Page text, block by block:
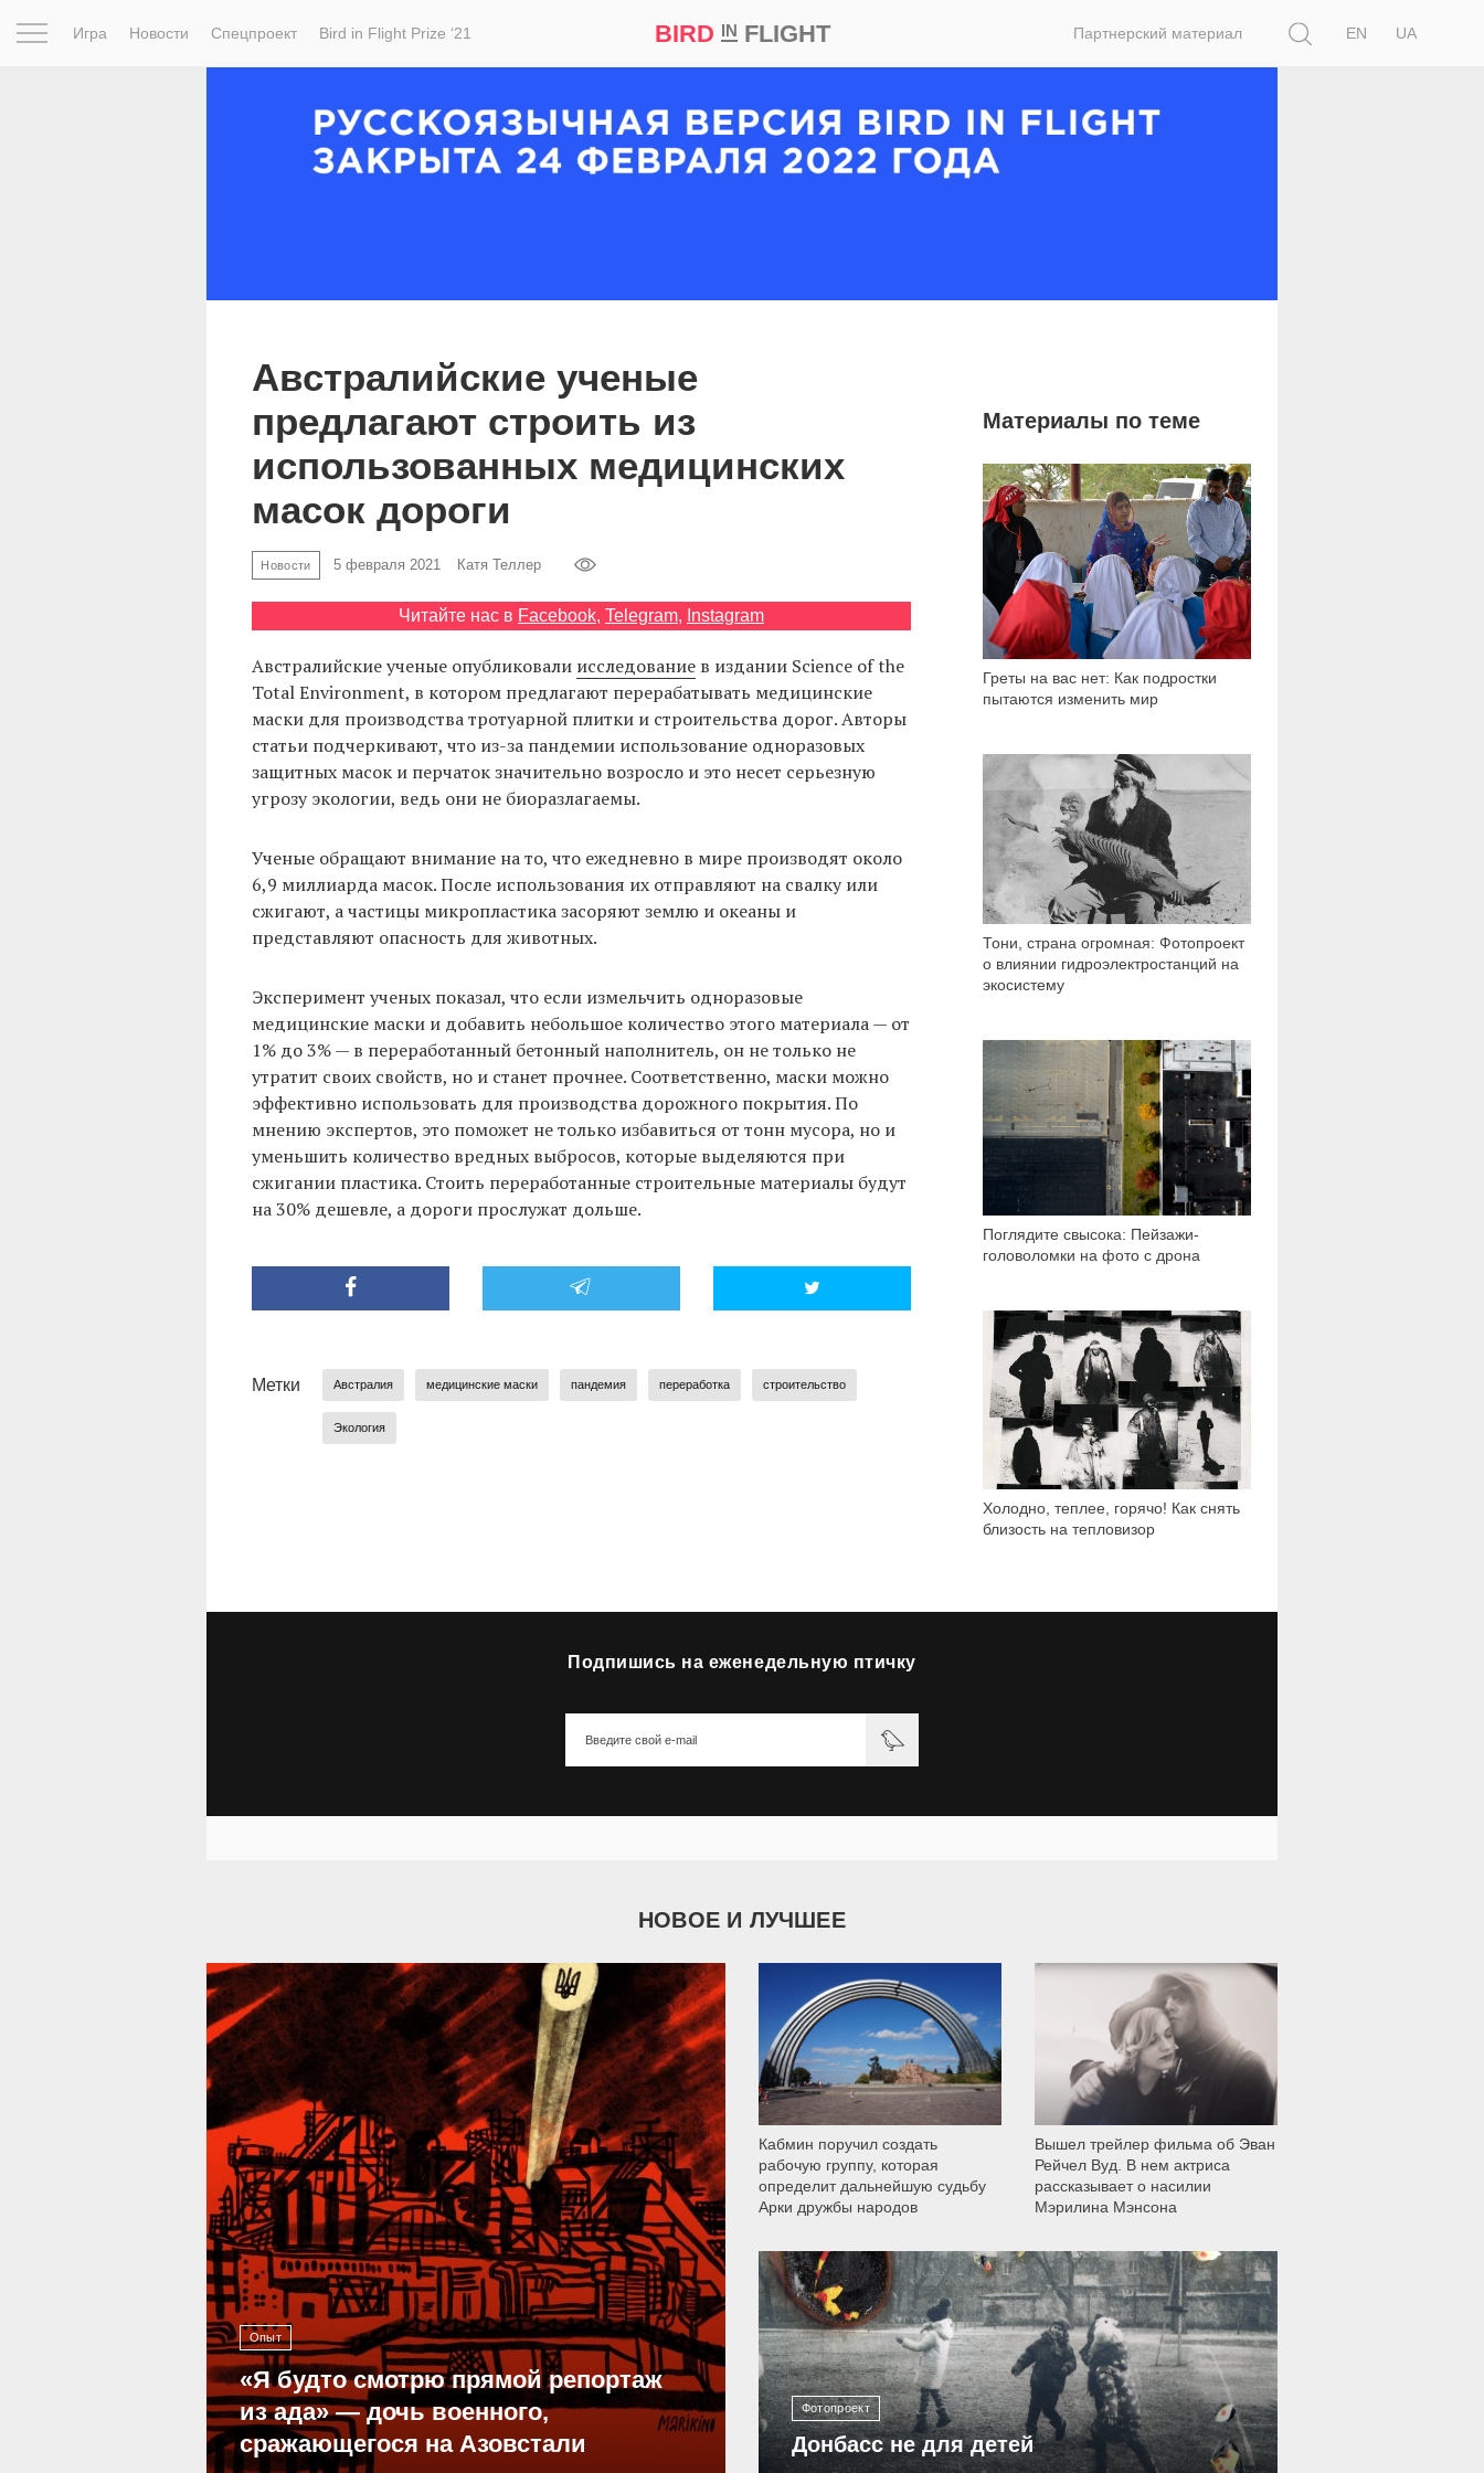
Игра Новости Спецпроект Bird in Flight Prize ‘21 BIRD INFLIGHT Партнерский материал
EN
UA
Австралийские ученые
предлагают строить из
использованных медицинских
масок дороги
Новости 5 февраля 2021 Катя Теллер
Читайте нас в Facebook, Telegram, Instagram
Австралийские ученые опубликовали исследованиев издании Science of the
Total Environment, в котором предлагают перерабатывать медицинские
маски для производства тротуарной плитки и строительства дорог. Авторы
статьи подчеркивают, что из-за пандемии использование одноразовых
защитных масок и перчаток значительно возросло и это несет серьезную
угрозу экологии, ведь они не биоразлагаемы.
Ученые обращают внимание на то, что ежедневно в мире производят около
6,9 миллиарда масок. После использования их отправляют на свалку или
сжигают, а частицы микропластика засоряют землю и океаны и
представляют опасность для животных.
Эксперимент ученых показал, что если измельчить одноразовые
медицинские маски и добавить небольшое количество этого материала — от
1% до 3% — в переработанный бетонный наполнитель, он не только не
утратит своих свойств, но и станет прочнее. Соответственно, маски можно
эффективно использовать для производства дорожного покрытия. По
мнению экспертов, это поможет не только избавиться от тонн мусора, но и
уменьшить количество вредных выбросов, которые выделяются при
сжигании пластика. Стоить переработанные строительные материалы будут
на 30% дешевле, а дороги прослужат дольше.
Метки Австралия медицинские маски пандемия переработка строительство
Экология
Материалы по теме
Греты на вас нет: Как подростки
пытаются изменить мир
3 863
Тони, страна огромная: Фотопроект
о влиянии гидроэлектростанций на
экосистему
3 370
Поглядите свысока: Пейзажи-
головоломки на фото с дрона
1 574
Холодно, теплее, горячо! Как снять
близость на тепловизор
1 450
Подпишись на еженедельную птичку
НОВОЕ И ЛУЧШЕЕ
Опыт
«Я будто смотрю прямой репортаж
из ада» — дочь военного,
сражающегося на Азовстали
39 295
Кабмин поручил создать
рабочую группу, которая
определит дальнейшую судьбу
Арки дружбы народов
9 790
Вышел трейлер фильма об Эван
Рейчел Вуд. В нем актриса
рассказывает о насилии
Мэрилина Мэнсона
Фотопроект
Донбасс не для детей
12 305